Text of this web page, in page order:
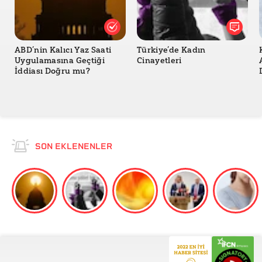
ABD’nin Kalıcı Yaz Saati
Uygulamasına Geçtiği
İddiası Doğru mu?
Türkiye’de Kadın
Cinayetleri
SON EKLENENLER